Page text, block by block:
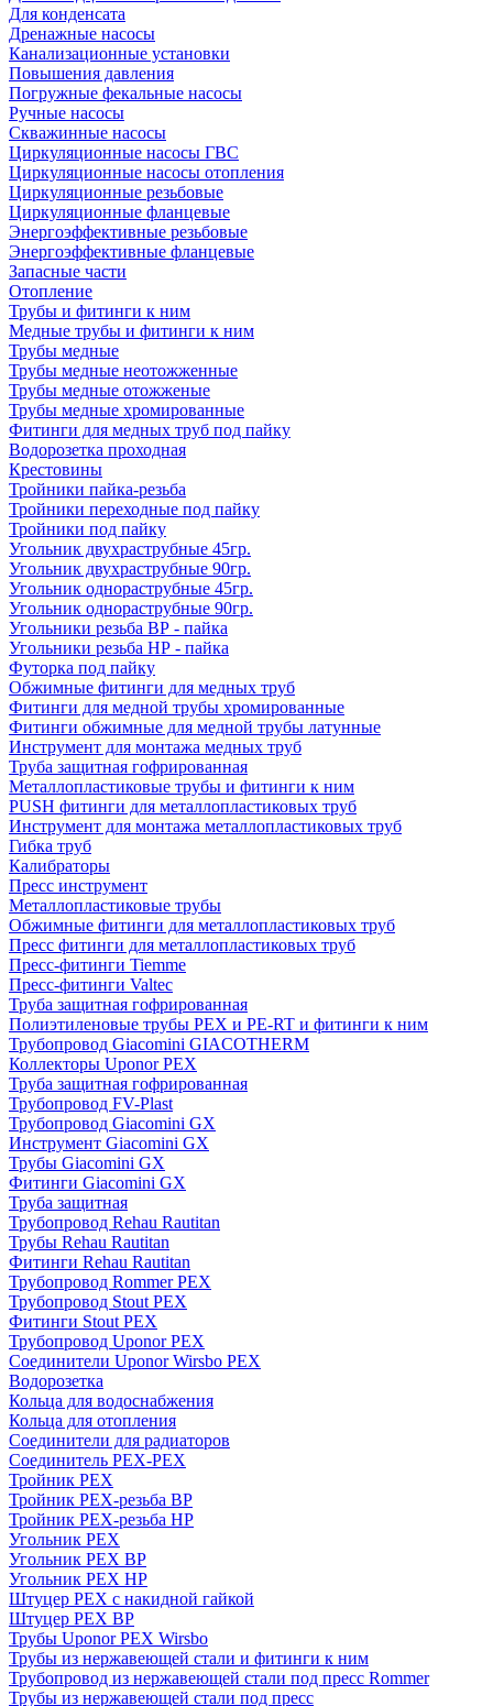
Для конденсата
Дренажные насосы
Канализационные установки
Повышения давления
Погружные фекальные насосы
Ручные насосы
Скважинные насосы
Циркуляционные насосы ГВС
Циркуляционные насосы отопления
Циркуляционные резьбовые
Циркуляционные фланцевые
Энергоэффективные резьбовые
Энергоэффективные фланцевые
Запасные части
Отопление
Трубы и фитинги к ним
Медные трубы и фитинги к ним
Трубы медные
Трубы медные неотожженные
Трубы медные отожженые
Трубы медные хромированные
Фитинги для медных труб под пайку
Водорозетка проходная
Крестовины
Тройники пайка-резьба
Тройники переходные под пайку
Тройники под пайку
Угольник двухраструбные 45гр.
Угольник двухраструбные 90гр.
Угольник однораструбные 45гр.
Угольник однораструбные 90гр.
Угольники резьба ВР - пайка
Угольники резьба НР - пайка
Футорка под пайку
Обжимные фитинги для медных труб
Фитинги для медной трубы хромированные
Фитинги обжимные для медной трубы латунные
Инструмент для монтажа медных труб
Труба защитная гофрированная
Металлопластиковые трубы и фитинги к ним
PUSH фитинги для металлопластиковых труб
Инструмент для монтажа металлопластиковых труб
Гибка труб
Калибраторы
Пресс инструмент
Металлопластиковые трубы
Обжимные фитинги для металлопластиковых труб
Пресс фитинги для металлопластиковых труб
Пресс-фитинги Tiemme
Пресс-фитинги Valtec
Труба защитная гофрированная
Полиэтиленовые трубы PEX и PE-RT и фитинги к ним
Трубопровод Giacomini GIACOTHERM
Коллекторы Uponor PEX
Труба защитная гофрированная
Трубопровод FV-Plast
Трубопровод Giacomini GX
Инструмент Giacomini GX
Трубы Giacomini GX
Фитинги Giacomini GX
Труба защитная
Трубопровод Rehau Rautitan
Трубы Rehau Rautitan
Фитинги Rehau Rautitan
Трубопровод Rommer PEX
Трубопровод Stout PEX
Фитинги Stout PEX
Трубопровод Uponor PEX
Соединители Uponor Wirsbo PEX
Водорозетка
Кольца для водоснабжения
Кольца для отопления
Соединители для радиаторов
Соединитель PEX-PEX
Тройник PEX
Тройник PEX-резьба ВР
Тройник PEX-резьба НР
Угольник PEX
Угольник PEX ВР
Угольник PEX НР
Штуцер PEX c накидной гайкой
Штуцер PEX ВР
Трубы Uponor PEX Wirsbo
Трубы из нержавеющей стали и фитинги к ним
Трубопровод из нержавеющей стали под пресс Rommer
Трубы из нержавеющей стали под пресс